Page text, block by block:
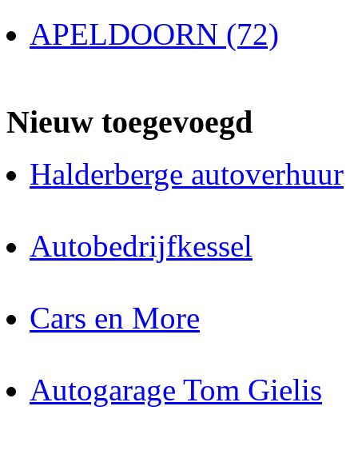
APELDOORN (72)
Nieuw toegevoegd
Halderberge autoverhuur
Autobedrijfkessel
Cars en More
Autogarage Tom Gielis